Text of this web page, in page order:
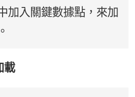
加入關鍵數據點，來加
載